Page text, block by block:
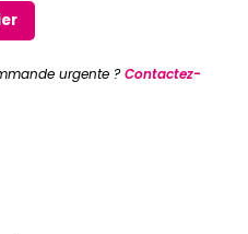
urgente ?Contactez-